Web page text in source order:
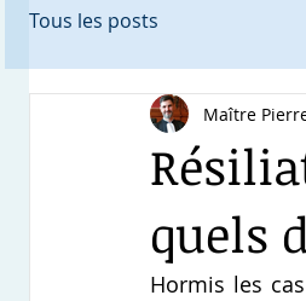
Tous les posts
quels
Maître
Hormis les